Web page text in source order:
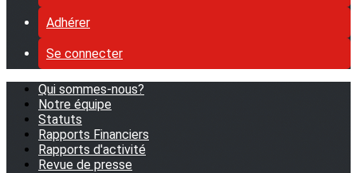
Adhérer
Se connecter
Qui sommes-nous?
Notre équipe
Statuts
Rapports Financiers
Rapports d'activité
Revue de presse